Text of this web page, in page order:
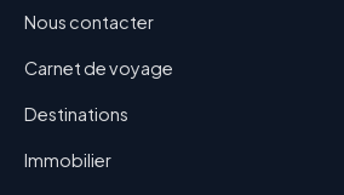
Nous contacter
Carnet de voyage
Destinations
Immobilier